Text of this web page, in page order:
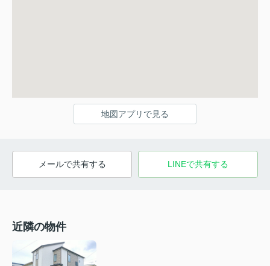
地図アプリで見る
メールで共有する LINEで共有する
近隣の物件